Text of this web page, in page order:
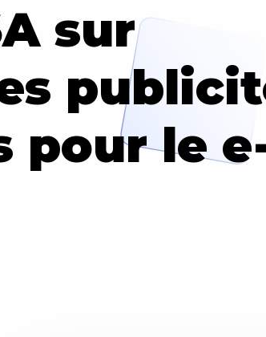
sur
pour le